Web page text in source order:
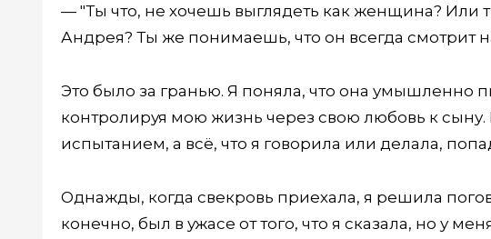
— "Ты что, не хочешь выглядеть как женщина? Или
Андрея? Ты же понимаешь, что он всегда смотрит
Это было за гранью. Я поняла, что она умышленно
контролируя мою жизнь через свою любовь к сыну.
испытанием, а всё, что я говорила или делала,
Однажды, когда свекровь приехала, я решила
конечно, был в ужасе от того, что я сказала, но у